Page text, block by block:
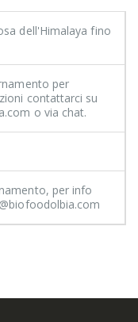
dell'Himalaya fino
per
contattarci su
o via chat.
per info